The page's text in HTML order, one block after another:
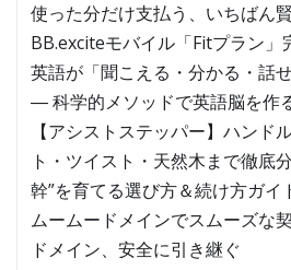
使った分だけ支払う、いちばん賢
BB.exciteモバイル「Fitプラン」
英語が「聞こえる・分かる・話
― 科学的メソッドで英語脳を作
【アシストステッパー】ハンド
ト・ツイスト・天然木まで徹底
幹”を育てる選び方＆続け方ガイ
ムームードメインでスムーズな
ドメイン、安全に引き継ぐ